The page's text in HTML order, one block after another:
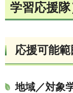
学習応援隊
応援可能範
地域／対象